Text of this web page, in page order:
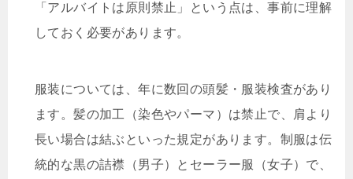
「アルバイトは原則禁止」という点は、事前に理解
しておく必要があります。
服装については、年に数回の頭髪・服装検査があり
ます。髪の加工（染色やパーマ）は禁止で、肩より
長い場合は結ぶといった規定があります。制服は伝
統的な黒の詰襟（男子）とセーラー服（女子）で、